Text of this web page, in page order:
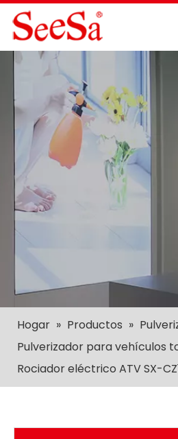
Hogar » Productos »
Pulverizador para vehículos
Rociador eléctrico ATV SX-